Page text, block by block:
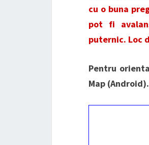
cu o buna
pot fi
puternic. Loc
Pentru
Map (Android).